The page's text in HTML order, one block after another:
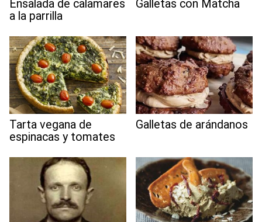
Ensalada de calamares
a la parrilla
Galletas con Matcha
Tarta vegana de
espinacas y tomates
Galletas de arándanos